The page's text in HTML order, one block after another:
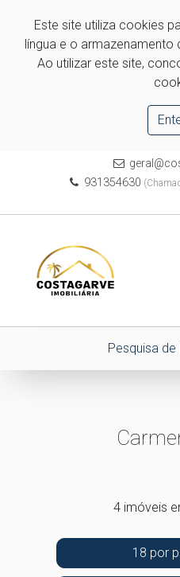
Este site utiliza cookies
língua e o
Ao utilizar este site,
931354630
Pesquisa
4 imóveis
18 por